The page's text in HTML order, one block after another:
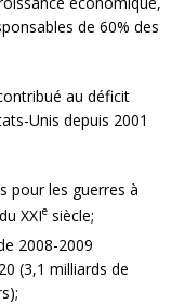
de 60% des
au déficit
Unis depuis 2001
pour les guerres à
XXIe siècle;
2008-2009
(3,1 milliards de